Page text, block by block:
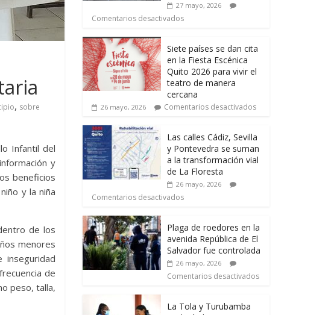
, sobre
Infantil del
y
beneficios
y la niña
de los
menores
de
peso, talla,
27 mayo, 2026
Comentarios desactivados
Siete países se dan cita
en la Fiesta Escénica
Quito 2026 para vivir el
teatro de manera
cercana
26 mayo, 2026 Comentarios desactivados
Las calles Cádiz, Sevilla
y Pontevedra se suman
a la transformación vial
de La Floresta
26 mayo, 2026
Comentarios desactivados
Plaga de roedores en la
avenida República de El
Salvador fue controlada
26 mayo, 2026
Comentarios desactivados
La Tola y Turubamba